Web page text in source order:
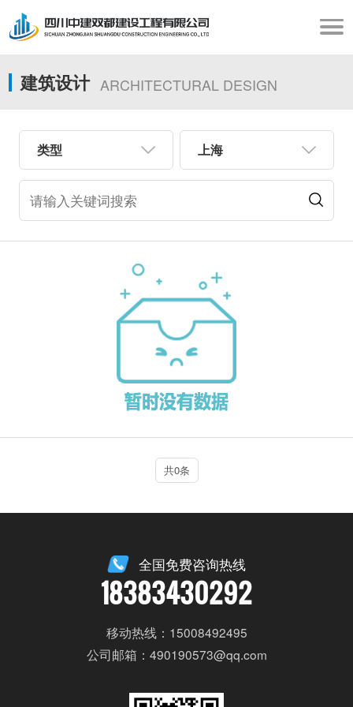
建筑设计 ARCHITECTURAL DESIGN
类型 上海
共0条
全国免费咨询热线
18383430292
移动热线：15008492495
公司邮箱：490190573@qq.com